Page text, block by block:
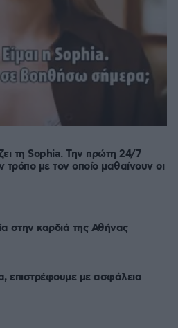
τη Sophia. Την πρώτη 24/7
με τον οποίο μαθαίνουν οι
στην καρδιά της Αθήνας
επιστρέφουμε με ασφάλεια